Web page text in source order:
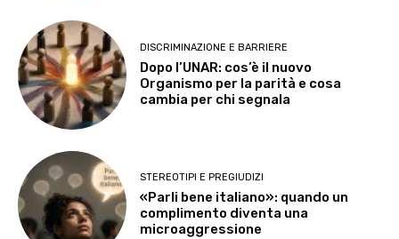
DISCRIMINAZIONE E BARRIERE
Dopo l’UNAR: cos’è il nuovo
Organismo per la parità e cosa
cambia per chi segnala
STEREOTIPI E PREGIUDIZI
«Parli bene italiano»: quando un
complimento diventa una
microaggressione